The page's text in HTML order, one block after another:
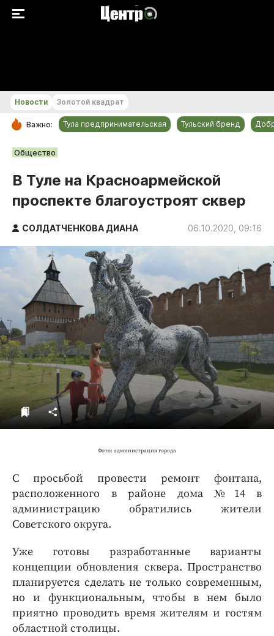
РУБРИКИ
Общество
Культура
Происшествия
Спорт
Тульский бренд
Тула предпринимательская
ДоброЦентр
Голодный шпион
Новости Золотой квадрат
Важно: Тула предпринимательская Тульский бренд
Общество
В Туле на Красноармейской
проспекте благоустроят сквер
СОЛДАТЧЕНКОВА ДИАНА 06.10.2020, 09:16
Фото: администрация города
С просьбой провести ремонт фонтана,
расположенного в районе дома №14 в
администрацию обратились жители
Советского округа.
Уже готовы разработанные варианты
концепции обновления сквера. Пространство
планируется сделать не только современным,
но и функциональным, чтобы в нем было
приятно проводить время жителям и гостям
областной столицы.